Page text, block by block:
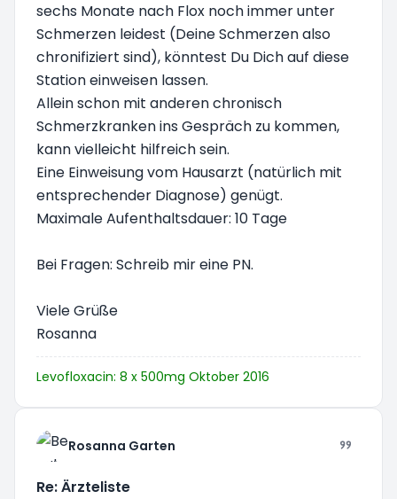
sechs Monate nach Flox noch immer unter
Schmerzen leidest (Deine Schmerzen also
chronifiziert sind), könntest Du Dich auf diese
Station einweisen lassen.
Allein schon mit anderen chronisch
Schmerzkranken ins Gespräch zu kommen,
kann vielleicht hilfreich sein.
Eine Einweisung vom Hausarzt (natürlich mit
entsprechender Diagnose) genügt.
Maximale Aufenthaltsdauer: 10 Tage
Bei Fragen: Schreib mir eine PN.
Viele Grüße
Rosanna
Levofloxacin: 8 x 500mg Oktober 2016
Rosanna Garten
Re: Ärzteliste